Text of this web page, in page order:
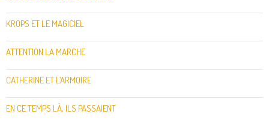
KROPS ET LE MAGICIEL
ATTENTION LA MARCHE
CATHERINE ET L’ARMOIRE
EN CE TEMPS LÀ, ILS PASSAIENT